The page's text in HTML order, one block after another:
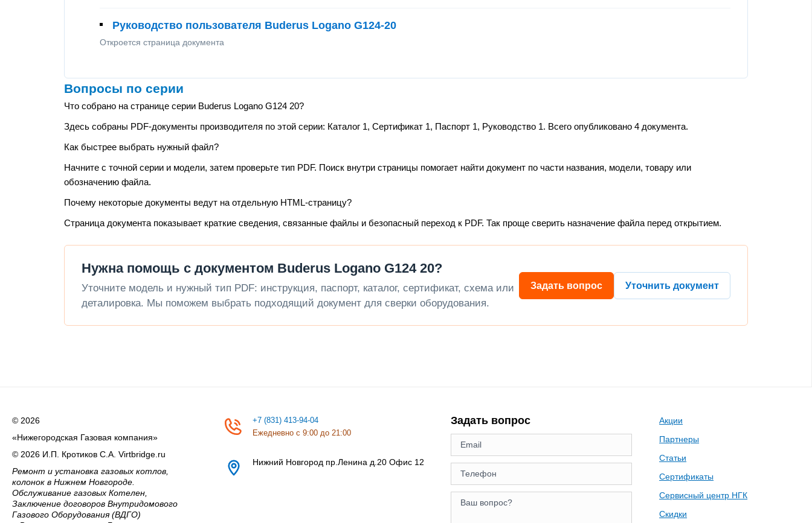
Руководство пользователя Buderus Logano G124-20
Откроется страница документа
Вопросы по серии
Что собрано на странице серии Buderus Logano G124 20?
Здесь собраны PDF-документы производителя по этой серии: Каталог 1, Сертификат 1, Паспорт 1, Руководство 1. Всего опубликовано 4 документа.
Как быстрее выбрать нужный файл?
Начните с точной серии и модели, затем проверьте тип PDF. Поиск внутри страницы помогает найти документ по части названия, модели, товару или
обозначению файла.
Почему некоторые документы ведут на отдельную HTML-страницу?
Страница документа показывает краткие сведения, связанные файлы и безопасный переход к PDF. Так проще сверить назначение файла перед открытием.
Нужна помощь с документом Buderus Logano G124 20?
Уточните модель и нужный тип PDF: инструкция, паспорт, каталог, сертификат, схема или
деталировка. Мы поможем выбрать подходящий документ для сверки оборудования.
Задать вопрос Уточнить документ
© 2026
«Нижегородская Газовая компания»
© 2026 И.П. Кротиков С.А. Virtbridge.ru
Ремонт и установка газовых котлов,
колонок в Нижнем Новгороде.
Обслуживание газовых Котелен,
Заключение договоров Внутридомового
Газового Оборудования (ВДГО)
+7 (831) 413-94-04
Ежедневно с 9:00 до 21:00
Нижний Новгород пр.Ленина д.20 Офис 12
Задать вопрос
Акции
Партнеры
Статьи
Сертификаты
Сервисный центр НГК
Скидки